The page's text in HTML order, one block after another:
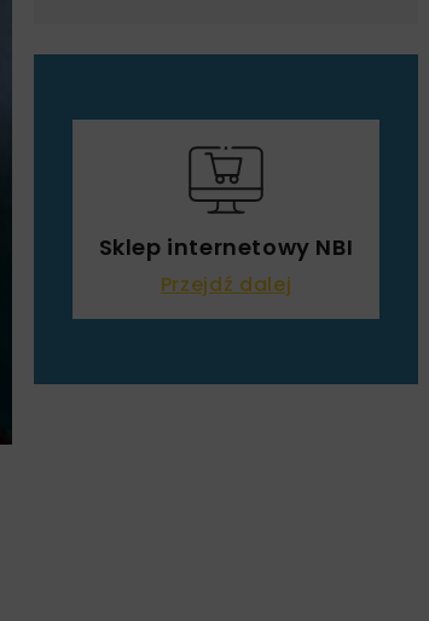
Sklep internetowy NBI
Przejdź dalej